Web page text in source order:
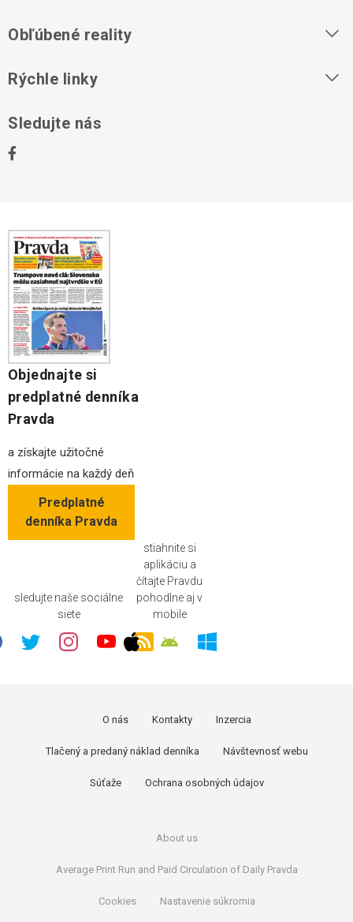
Obľúbené reality
Domy na predaj
Stavebné pozemky
Rýchle linky
Sledujte nás
Objednajte si
predplatné denníka
Pravda
a získajte užitočné
informácie na každý deň
Predplatné
denníka Pravda
sledujte naše sociálne
siete
stiahnite si
aplikáciu a
čítajte Pravdu
pohodlne aj v
mobile
O nás Kontakty Inzercia
Tlačený a predaný náklad denníka Návštevnosť webu
Súťaže Ochrana osobných údajov
About us
Average Print Run and Paid Circulation of Daily Pravda
Cookies Nastavenie súkromia